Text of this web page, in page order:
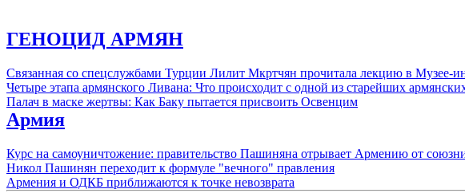
ГЕНОЦИД АРМЯН
Связанная со спецслужбами Турции Лилит Мкртчян прочитала лекцию в Музее-
Четыре этапа армянского Ливана: Что происходит с одной из старейших
Палач в маске жертвы: Как Баку пытается присвоить Освенцим
Армия
Курс на самоуничтожение: правительство Пашиняна отрывает Армению от
Никол Пашинян переходит к формуле "вечного" правления
Армения и ОДКБ приближаются к точке невозврата